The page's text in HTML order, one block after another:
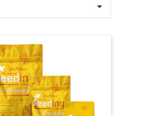
HOUSE
